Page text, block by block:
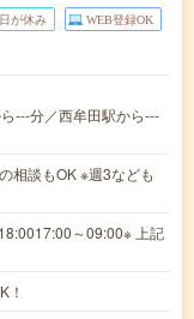
が休み WEB登録OK
---分／西牟田駅から---
相談もOK ※週3なども
～09:00※ 上記
！